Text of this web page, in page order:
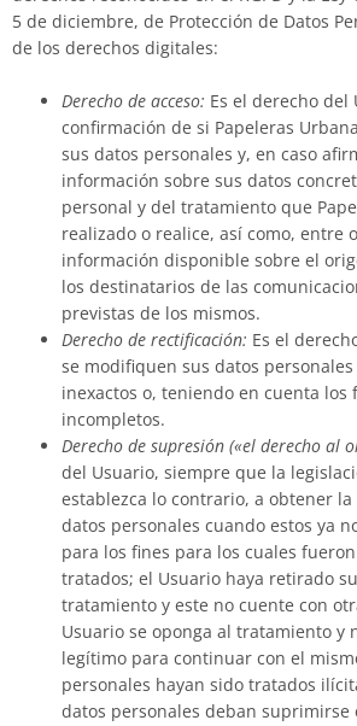
5 de diciembre, de Protección de Datos
de los derechos digitales:
Derecho de acceso: Es el derecho
confirmación de si Papeleras
sus datos personales y, en caso
información sobre sus datos
personal y del tratamiento que
realizado o realice, así como, entre
información disponible sobre el
los destinatarios de las
previstas de los mismos.
Derecho de rectificación: Es el
se modifiquen sus datos
inexactos o, teniendo en cuenta
incompletos.
Derecho de supresión («el derecho al
del Usuario, siempre que la
establezca lo contrario, a obtener
datos personales cuando estos ya
para los fines para los cuales
tratados; el Usuario haya retirado
tratamiento y este no cuente con
Usuario se oponga al tratamiento y
legítimo para continuar con el
personales hayan sido tratados
datos personales deban